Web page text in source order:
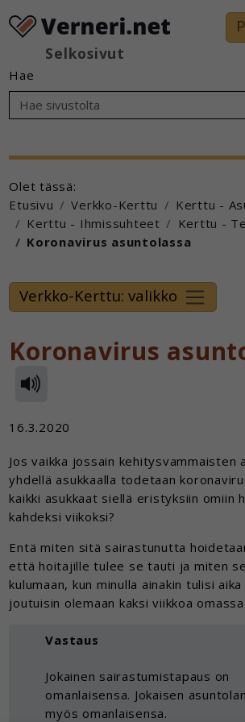
Selkosivut
Hae
Olet tässä:
Etusivu
Verkko-Kerttu
Kerttu -
Kerttu - Ihmissuhteet
Kerttu -
Koronavirus asuntolassa
Verkko-Kerttu: valikko
Koronavirus
16.3.2020
Jos vaikka jossain kehitysvammaisten
yhdellä asukkaalla todetaan
kaikki asukkaat siellä eristyksiin omiin
kahdeksi viikoksi?
Entä miten sitä sairastunutta
että hoitajille tulee se tauti ja miten
kulumaan, kun minulla ainakin tulisi
joutuisin olemaan kaksi viikkoa
Vastaus
Jokainen sairastumistapaus on
omanlaisensa. Jokaisen
myös omanlaisensa.